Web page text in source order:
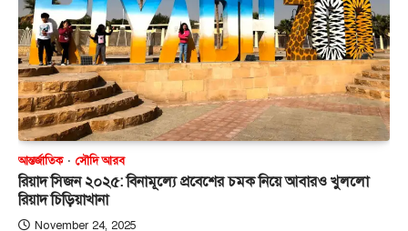
আন্তর্জাতিক সৌদি আরব
রিয়াদ সিজন ২০২৫: বিনামূল্যে প্রবেশের চমক নিয়ে আবারও খুললো
রিয়াদ চিড়িয়াখানা
November 24, 2025